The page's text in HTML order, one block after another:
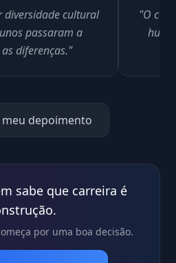
diversidade cultural
passaram a
diferenças."
"O
meu depoimento
sabe que carreira é
por uma boa decisão.